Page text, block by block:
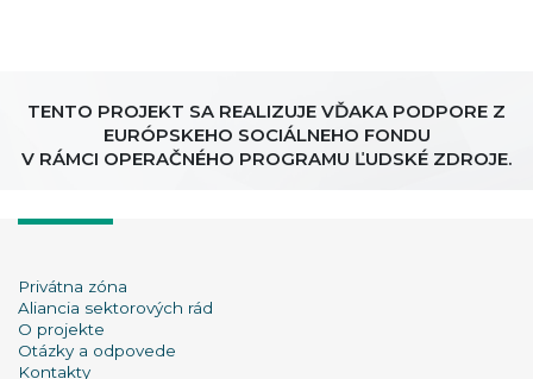
TENTO PROJEKT SA REALIZUJE VĎAKA PODPORE Z
EURÓPSKEHO SOCIÁLNEHO FONDU
V RÁMCI OPERAČNÉHO PROGRAMU ĽUDSKÉ ZDROJE.
Privátna zóna
Aliancia sektorových rád
O projekte
Otázky a odpovede
Kontakty